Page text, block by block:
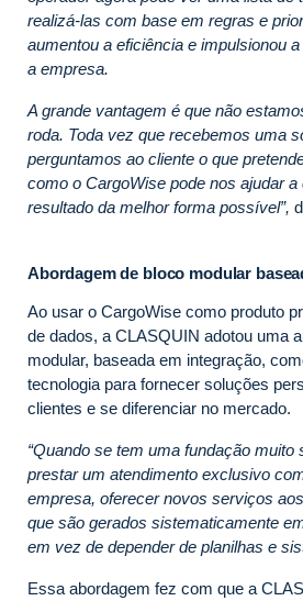
realizá-las com base em regras e
aumentou a eficiência e impulsionou
a empresa.
A grande vantagem é que não
roda. Toda vez que recebemos uma
perguntamos ao cliente o que
como o CargoWise pode nos ajudar
resultado da melhor forma possível”,
Abordagem de bloco modular
Ao usar o CargoWise como produto
de dados, a CLASQUIN adotou uma
modular, baseada em integração,
tecnologia para fornecer soluções
clientes e se diferenciar no mercado.
“Quando se tem uma fundação muito
prestar um atendimento exclusivo
empresa, oferecer novos serviços
que são gerados sistematicamente
em vez de depender de planilhas e
Essa abordagem fez com que a